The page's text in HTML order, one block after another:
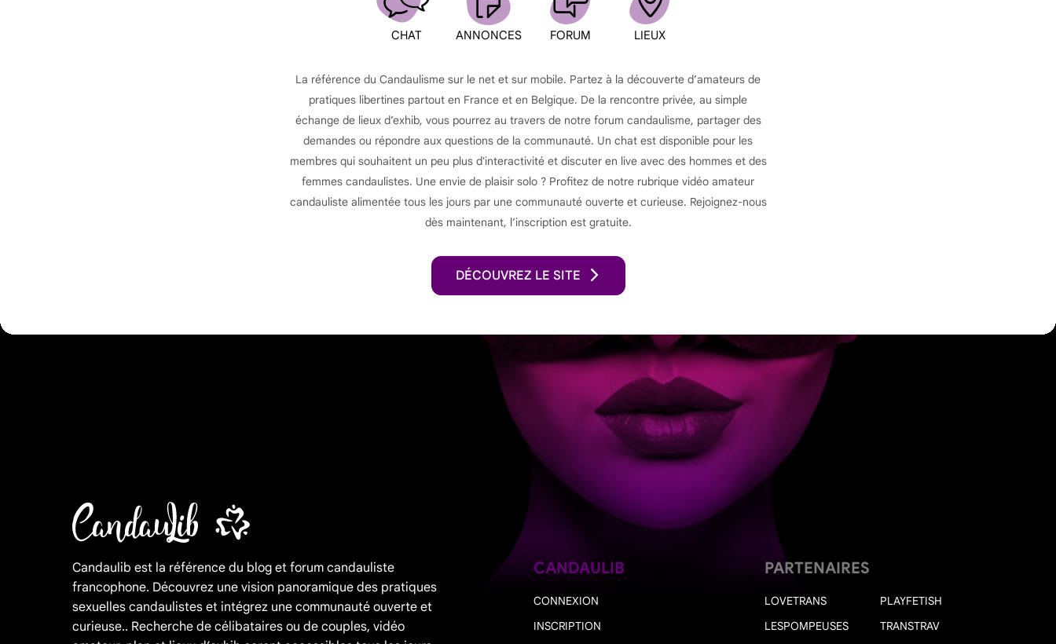
CHAT ANNONCES FORUM LIEUX
La référence du Candaulisme sur le net et sur mobile. Partez à la découverte d’amateurs de
pratiques libertines partout en France et en Belgique. De la rencontre privée, au simple
échange de lieux d’exhib, vous pourrez au travers de notre forum candaulisme, partager des
demandes ou répondre aux questions de la communauté. Un chat est disponible pour les
membres qui souhaitent un peu plus d'interactivité et discuter en live avec des hommes et des
femmes candaulistes. Une envie de plaisir solo ? Profitez de notre rubrique vidéo amateur
candauliste alimentée tous les jours par une communauté ouverte et curieuse. Rejoignez-nous
dès maintenant, l’inscription est gratuite.
DÉCOUVREZ LE SITE
Candaulib est la référence du blog et forum candauliste
francophone. Découvrez une vision panoramique des pratiques
sexuelles candaulistes et intégrez une communauté ouverte et
curieuse.. Recherche de célibataires ou de couples, vidéo
CANDAULIB
CONNEXION
INSCRIPTION
PARTENAIRES
LOVETRANS
LESPOMPEUSES
PLAYFETISH
TRANSTRAV